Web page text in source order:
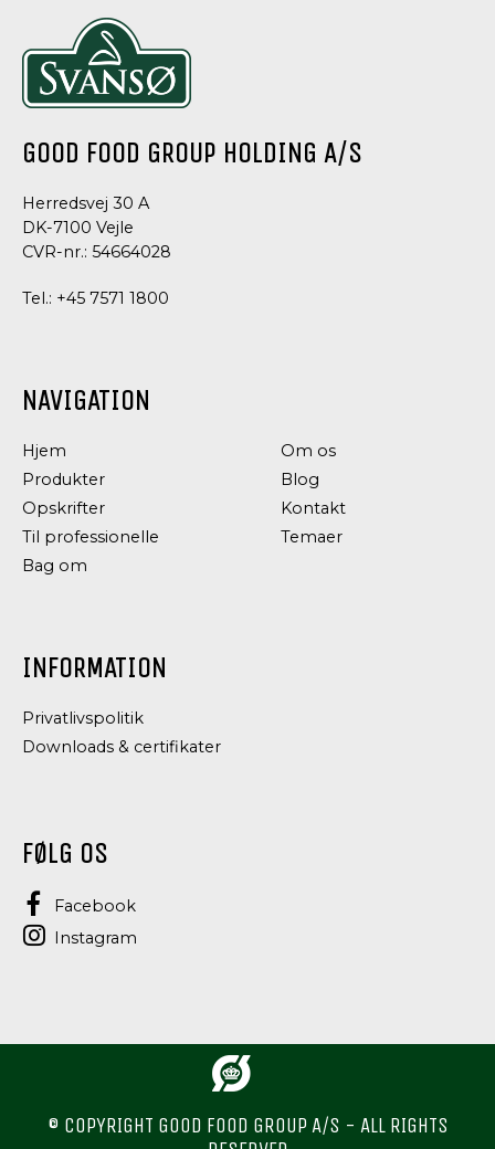
GOOD FOOD GROUP HOLDING A/S
Herredsvej 30 A
DK-7100 Vejle
CVR-nr.: 54664028
Tel.: +45 7571 1800
NAVIGATION
Hjem
Produkter
Opskrifter
Til professionelle
Bag om
Om os
Blog
Kontakt
Temaer
INFORMATION
Privatlivspolitik
Downloads & certifikater
FØLG OS
Facebook
Instagram
© COPYRIGHT GOOD FOOD GROUP A/S - ALL RIGHTS